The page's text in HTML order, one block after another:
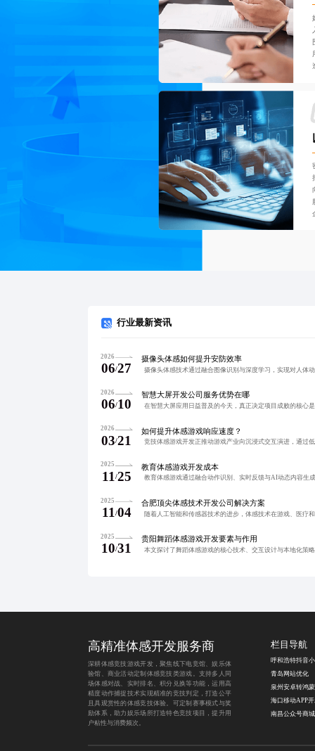
行业最新资讯
2026
06/27
摄像头体感如何提升安防效率
2026
06/10
智慧大屏开发公司服务优势在哪
2026
03/21
如何提升体感游戏响应速度？
2025
11 /25
教育体感游戏开发成本
2025
11 /04
合肥顶尖体感技术开发公司解决方案
2025
10/31
贵阳舞蹈体感游戏开发要素与作用
高精准体感开发服务商
深耕体感竞技游戏开发，聚焦线下电竞馆、娱乐体
验馆、商业活动定制体感竞技类游戏。支持多人同
场体感对战、实时排名、积分兑换等功能，运用高
精度动作捕捉技术实现精准的竞技判定，打造公平
且具观赏性的体感竞技体验。可定制赛事模式与奖
励体系，助力娱乐场所打造特色竞技项目，提升用
户粘性与消费频次。
栏目导航
青岛网站优化
海口移动APP